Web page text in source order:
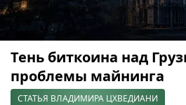
Тень биткоина над
проблемы майнинга
СТАТЬЯ ВЛАДИМИРА ЦХВЕДИАНИ